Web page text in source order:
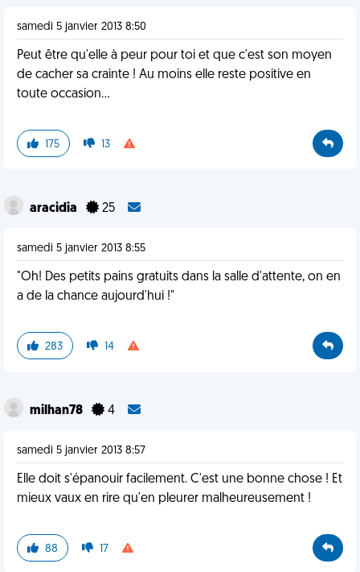
samedi 5 janvier 2013 8:50
Peut être qu'elle à peur pour toi et que c'est son moyen
de cacher sa crainte ! Au moins elle reste positive en
toute occasion...
175 13
aracidia 25
samedi 5 janvier 2013 8:55
"Oh! Des petits pains gratuits dans la salle d'attente, on en
a de la chance aujourd'hui !"
283 14
milhan78 4
samedi 5 janvier 2013 8:57
Elle doit s'épanouir facilement. C'est une bonne chose ! Et
mieux vaux en rire qu'en pleurer malheureusement !
88 17